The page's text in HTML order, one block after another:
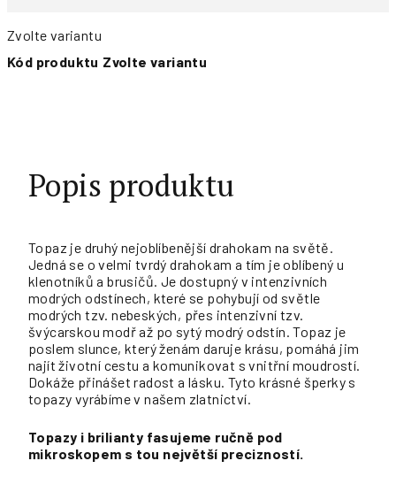
Zvolte variantu
Kód produktu Zvolte variantu
Popis produktu
Topaz je druhý nejoblíbenější drahokam na světě.
Jedná se o velmi tvrdý drahokam a tím je oblíbený u
klenotníků a brusičů. Je dostupný v intenzivních
modrých odstínech, které se pohybují od světle
modrých tzv. nebeských, přes intenzivní tzv.
švýcarskou modř až po sytý modrý odstín. Topaz je
poslem slunce, který ženám daruje krásu, pomáhá jim
najít životní cestu a komunikovat s vnitřní moudrostí.
Dokáže přinášet radost a lásku. Tyto krásné šperky s
topazy vyrábíme v našem zlatnictví.
Topazy i brilianty fasujeme ručně pod
mikroskopem s tou největší precizností.